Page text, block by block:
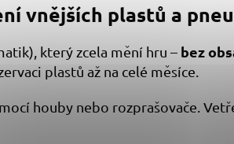
vnějších plastů a
který zcela mění hru – bez
plastů až na celé měsíce.
houby nebo rozprašovače.